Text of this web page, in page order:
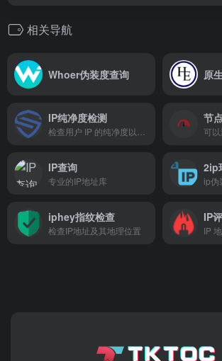
相关导航
Whoer伪装度查询 原
IP纯净度检测 节
可
IP查询
专业的IP地址库
2ip
iphey指纹检查
检查IP地址及其地理位置
IP
IP